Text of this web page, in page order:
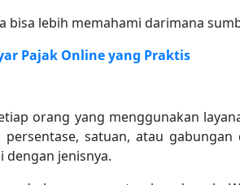
bisa lebih memahami darimana
Pajak Online yang Praktis
orang yang menggunakan
satuan, atau
dengan jenisnya.